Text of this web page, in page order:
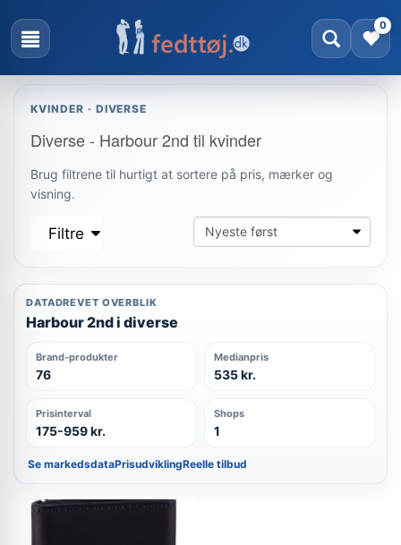
0
KVINDER · DIVERSE
Diverse - Harbour 2nd til kvinder
Brug filtrene til hurtigt at sortere på pris, mærker og
visning.
Filtre
DATADREVET OVERBLIK
Harbour 2nd i diverse
Brand-produkter
76
Medianpris
535 kr.
Prisinterval
175-959 kr.
Shops
1
Se markedsdataPrisudviklingReelle tilbud